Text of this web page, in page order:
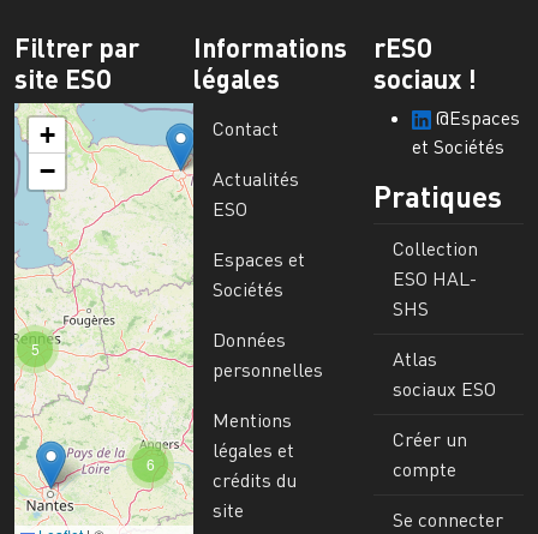
Filtrer par
site ESO
6
5
+
−
Informations
légales
Contact
Actualités
ESO
Espaces et
Sociétés
Données
personnelles
Mentions
légales et
crédits du
site
rESO
sociaux !
@Espaces
et Sociétés
Pratiques
Collection
ESO HAL-
SHS
Atlas
sociaux ESO
Créer un
compte
Se connecter